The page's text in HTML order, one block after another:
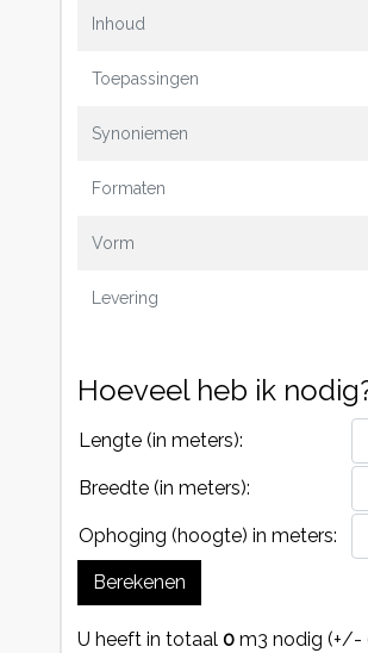
Inhoud
Toepassingen
Synoniemen
Formaten
Vorm
Levering
Hoeveel heb ik
Lengte (in meters):
Breedte (in meters):
Ophoging (hoogte) in meters:
Berekenen
U heeft in totaal 0 m3 nodig (+/-